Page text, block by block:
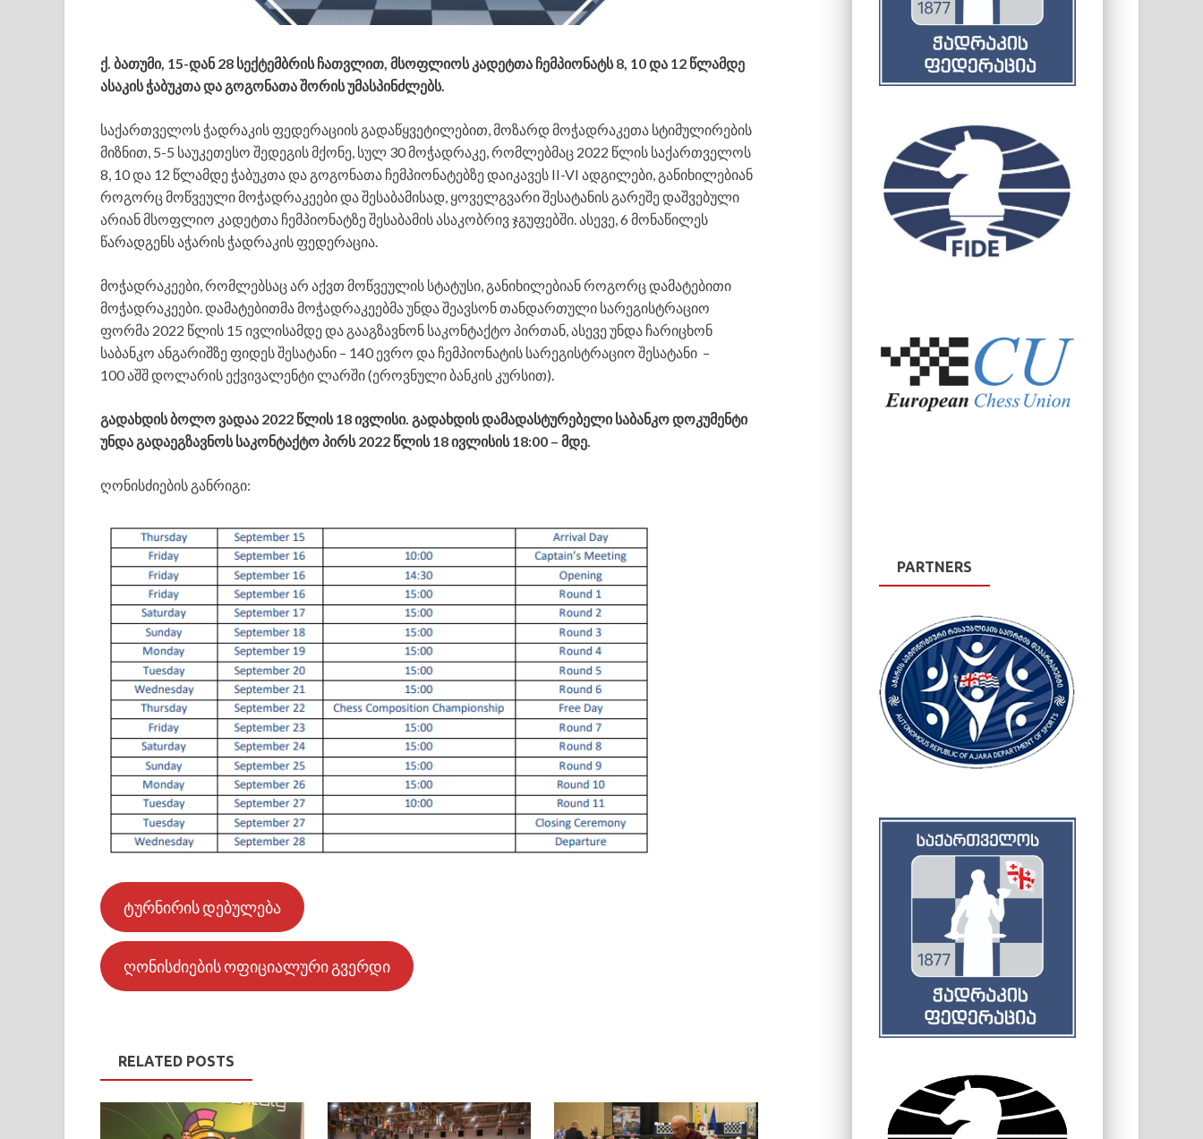
ქ. ბათუმი, 15-დან 28 სექტემბრის ჩათვლით, მსოფლიოს კადეტთა ჩემპიონატს 8, 10 და 12 წლამდე
ასაკის ჭაბუკთა და გოგონათა შორის უმასპინძლებს.
საქართველოს ჭადრაკის ფედერაციის გადაწყვეტილებით, მოზარდ მოჭადრაკეთა სტიმულირების
მიზნით, 5-5 საუკეთესო შედეგის მქონე, სულ 30 მოჭადრაკე, რომლებმაც 2022 წლის საქართველოს
8, 10 და 12 წლამდე ჭაბუკთა და გოგონათა ჩემპიონატებზე დაიკავეს II-VI ადგილები, განიხილებიან
როგორც მოწვეული მოჭადრაკეები და შესაბამისად, ყოველგვარი შესატანის გარეშე დაშვებული
არიან მსოფლიო კადეტთა ჩემპიონატზე შესაბამის ასაკობრივ ჯგუფებში. ასევე, 6 მონაწილეს
წარადგენს აჭარის ჭადრაკის ფედერაცია.
მოჭადრაკეები, რომლებსაც არ აქვთ მოწვეულის სტატუსი, განიხილებიან როგორც დამატებითი
მოჭადრაკეები. დამატებითმა მოჭადრაკეებმა უნდა შეავსონ თანდართული სარეგისტრაციო
ფორმა 2022 წლის 15 ივლისამდე და გააგზავნონ საკონტაქტო პირთან, ასევე უნდა ჩარიცხონ
საბანკო ანგარიშზე ფიდეს შესატანი – 140 ევრო და ჩემპიონატის სარეგისტრაციო შესატანი –
100 აშშ დოლარის ექვივალენტი ლარში (ეროვნული ბანკის კურსით).
გადახდის ბოლო ვადაა 2022 წლის 18 ივლისი. გადახდის დამადასტურებელი საბანკო დოკუმენტი
უნდა გადაეგზავნოს საკონტაქტო პირს 2022 წლის 18 ივლისის 18:00 – მდე.
ღონისძიების განრიგი:
ტურნირის დებულება
ღონისძიების ოფიციალური გვერდი
RELATED POSTS
PARTNERS